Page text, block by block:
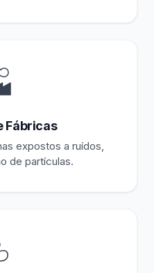
Fábricas
expostos a ruídos,
de partículas.